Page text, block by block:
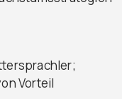
Vorteil